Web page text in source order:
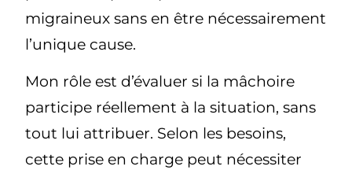
migraineux sans en être nécessairement
l’unique cause.
Mon rôle est d’évaluer si la mâchoire
participe réellement à la situation, sans
tout lui attribuer. Selon les besoins,
cette prise en charge peut nécessiter